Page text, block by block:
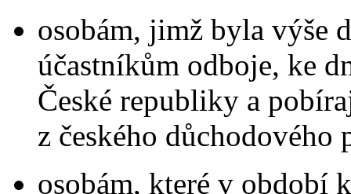
osobám, jimž byla výše
účastníkům odboje, ke
České republiky a
z českého důchodového
osobám, které v období